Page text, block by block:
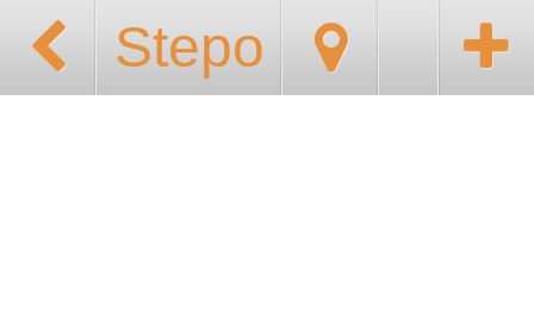
Stepo